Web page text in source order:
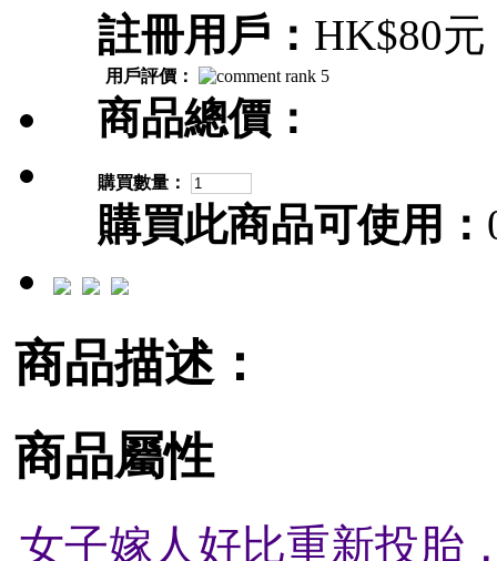
註冊用戶： HK$80元
用戶評價：
商品總價：
購買數量：
購買此商品可使用：
商品描述：
商品屬性
女子嫁人好比重新投胎